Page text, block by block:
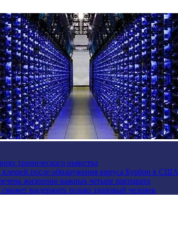
хронического пьянства
после обнаружения вируса Бурбон в США
жизненно важных четыре препарата
выдержать только здоровый человек